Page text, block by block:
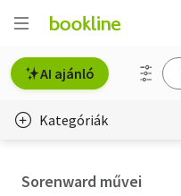
AI ajánló
Kategóriák
Sorenward művei